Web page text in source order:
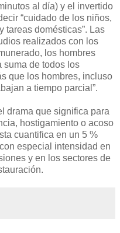
al día) y el invertido
“cuidado de los niños,
tareas domésticas”. Las
realizados con los
los hombres
suma de todos los
que los hombres, incluso
a tiempo parcial”.
drama que significa para
hostigamiento o acoso
cuantifica en un 5 %
especial intensidad en
y en los sectores de